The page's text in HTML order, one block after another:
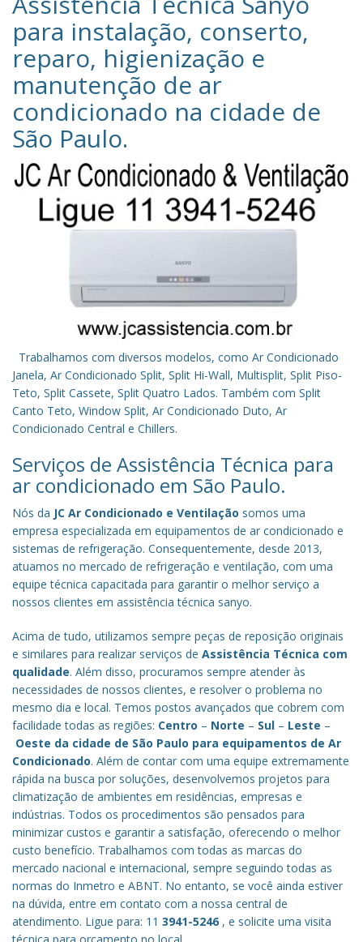
para instalação, conserto,
reparo, higienização e
manutenção de ar
condicionado na cidade de
São Paulo.
Trabalhamos com diversos modelos, como Ar Condicionado
Janela, Ar Condicionado Split, Split Hi-Wall, Multisplit, Split Piso-
Teto, Split Cassete, Split Quatro Lados. Também com Split
Canto Teto, Window Split, Ar Condicionado Duto, Ar
Condicionado Central e Chillers.
Serviços de Assistência Técnica para
ar condicionado em São Paulo.
Nós da JC Ar Condicionado e Ventilação somos uma
empresa especializada em equipamentos de ar condicionado e
sistemas de refrigeração. Consequentemente, desde 2013,
atuamos no mercado de refrigeração e ventilação, com uma
equipe técnica capacitada para garantir o melhor serviço a
nossos clientes em assistência técnica sanyo.
Acima de tudo, utilizamos sempre peças de reposição originais
e similares para realizar serviços de Assistência Técnica com
qualidade. Além disso, procuramos sempre atender às
necessidades de nossos clientes, e resolver o problema no
mesmo dia e local. Temos postos avançados que cobrem com
facilidade todas as regiões: Centro – Norte – Sul – Leste –
Oeste da cidade de São Paulo para equipamentos de Ar
Condicionado. Além de contar com uma equipe extremamente
rápida na busca por soluções, desenvolvemos projetos para
climatização de ambientes em residências, empresas e
indústrias. Todos os procedimentos são pensados para
minimizar custos e garantir a satisfação, oferecendo o melhor
custo benefício. Trabalhamos com todas as marcas do
mercado nacional e internacional, sempre seguindo todas as
normas do Inmetro e ABNT. No entanto, se você ainda estiver
na dúvida, entre em contato com a nossa central de
atendimento. Ligue para: 11 3941-5246 , e solicite uma visita